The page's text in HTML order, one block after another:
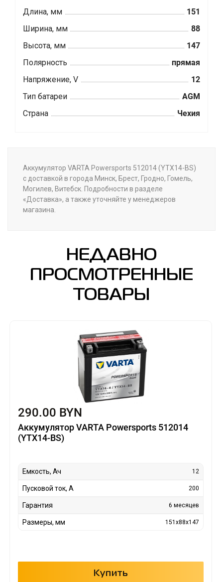
Длина, мм
151
Ширина, мм
88
Высота, мм
147
Полярность
прямая
Напряжение, V
12
Тип батареи
AGM
Страна
Чехия
Аккумулятор VARTA Powersports 512014 (YTX14-BS)
с доставкой в города Минск, Брест, Гродно, Гомель,
Могилев, Витебск. Подробности в разделе
«Доставка», а также уточняйте у менеджеров
магазина.
НЕДАВНО
ПРОСМОТРЕННЫЕ
ТОВАРЫ
290.00 BYN
Аккумулятор VARTA Powersports 512014
(YTX14-BS)
Емкость, Ач 12
Пусковой ток, А 200
Гарантия 6 месяцев
Размеры, мм 151x88x147
Купить